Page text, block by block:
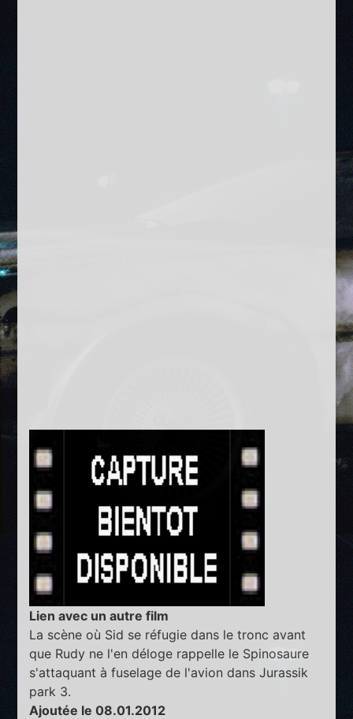
Lien avec un autre film
La scène où Sid se réfugie dans le tronc avant
que Rudy ne l'en déloge rappelle le Spinosaure
s'attaquant à fuselage de l'avion dans Jurassik
park 3.
Ajoutée le 08.01.2012